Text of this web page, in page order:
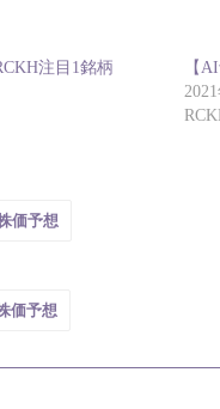
注目1銘柄
【
価予想
価予想